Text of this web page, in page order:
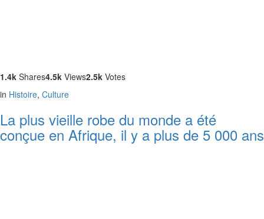
1.4k Shares4.5k Views2.5k Votes
in Histoire, Culture
La plus vieille robe du monde a été
conçue en Afrique, il y a plus de 5 000 ans